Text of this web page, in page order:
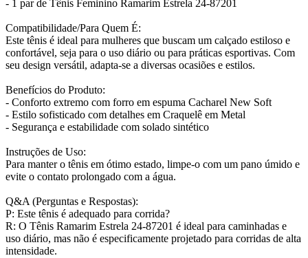
- 1 par de Tênis Feminino Ramarim Estrela 24-87201
Compatibilidade/Para Quem É:
Este tênis é ideal para mulheres que buscam um calçado estiloso e
confortável, seja para o uso diário ou para práticas esportivas. Com
seu design versátil, adapta-se a diversas ocasiões e estilos.
Benefícios do Produto:
- Conforto extremo com forro em espuma Cacharel New Soft
- Estilo sofisticado com detalhes em Craquelê em Metal
- Segurança e estabilidade com solado sintético
Instruções de Uso:
Para manter o tênis em ótimo estado, limpe-o com um pano úmido e
evite o contato prolongado com a água.
Q&A (Perguntas e Respostas):
P: Este tênis é adequado para corrida?
R: O Tênis Ramarim Estrela 24-87201 é ideal para caminhadas e
uso diário, mas não é especificamente projetado para corridas de alta
intensidade.